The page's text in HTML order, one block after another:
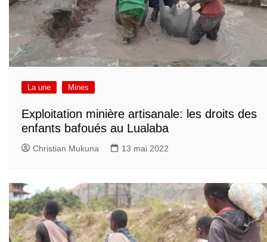
La une Mines
Exploitation minière artisanale: les droits des
enfants bafoués au Lualaba
Christian Mukuna 13 mai 2022